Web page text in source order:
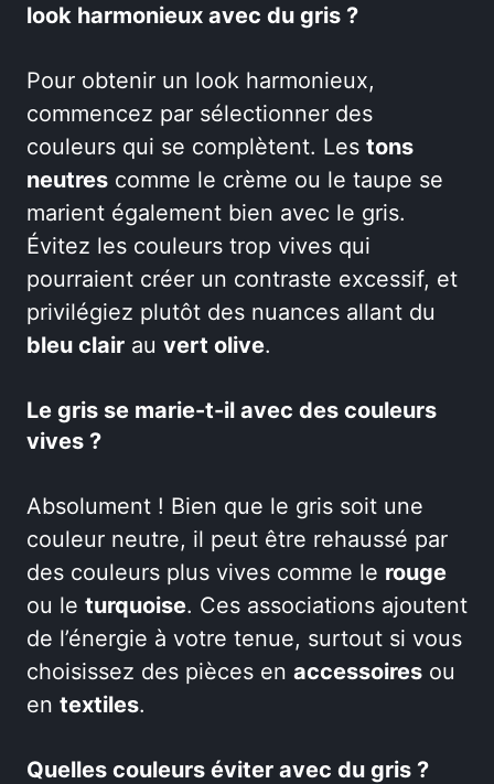
look harmonieux avec du gris ?
Pour obtenir un look harmonieux,
commencez par sélectionner des
couleurs qui se complètent. Les tons
neutres comme le crème ou le taupe se
marient également bien avec le gris.
Évitez les couleurs trop vives qui
pourraient créer un contraste excessif, et
privilégiez plutôt des nuances allant du
bleu clair au vert olive.
Le gris se marie-t-il avec des couleurs
vives ?
Absolument ! Bien que le gris soit une
couleur neutre, il peut être rehaussé par
des couleurs plus vives comme le rouge
ou le turquoise. Ces associations ajoutent
de l’énergie à votre tenue, surtout si vous
choisissez des pièces en accessoires ou
en textiles.
Quelles couleurs éviter avec du gris ?